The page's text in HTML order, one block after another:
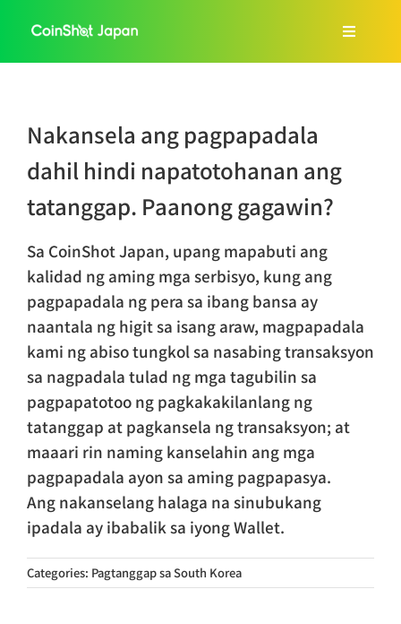
content
Toggle
About Us
Services
FAQ
Blog
Tagalog
Nakansela ang pagpapadala
dahil hindi napatotohanan ang
tatanggap. Paanong gagawin?
Sa CoinShot Japan, upang mapabuti ang
kalidad ng aming mga serbisyo, kung ang
pagpapadala ng pera sa ibang bansa ay
naantala ng higit sa isang araw, magpapadala
kami ng abiso tungkol sa nasabing transaksyon
sa nagpadala tulad ng mga tagubilin sa
pagpapatotoo ng pagkakakilanlang ng
tatanggap at pagkansela ng transaksyon; at
maaari rin naming kanselahin ang mga
pagpapadala ayon sa aming pagpapasya.
Ang nakanselang halaga na sinubukang
ipadala ay ibabalik sa iyong Wallet.
Categories: Pagtanggap sa South Korea